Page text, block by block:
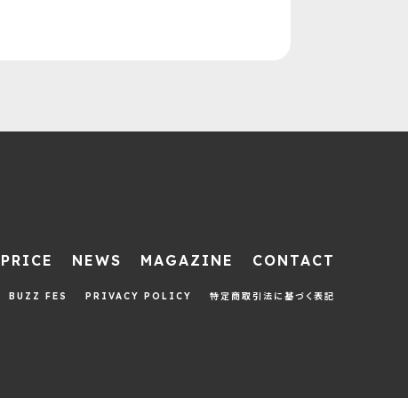
PRICE NEWS MAGAZINE CONTACT
BUZZ FES PRIVACY POLICY 特定商取引法に基づく表記